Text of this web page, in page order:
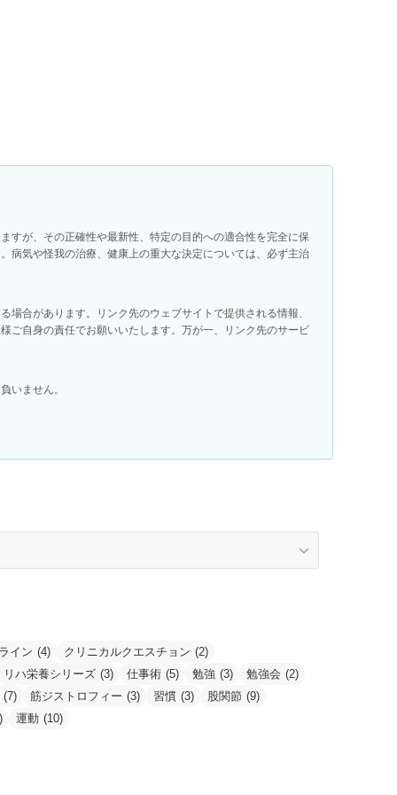
すが、その正確性や最新性、特定の目的への適合性を完全に保
病気や怪我の治療、健康上の重大な決定については、必ず主治
合があります。リンク先のウェブサイトで提供される情報、
ご自身の責任でお願いいたします。万が一、リンク先のサービ
いません。
イン (4) クリニカルクエスチョン (2)
リハ栄養シリーズ (3) 仕事術 (5) 勉強 (3) 勉強会 (2)
(7)
筋ジストロフィー (3) 習慣 (3) 股関節 (9)
運動 (10)